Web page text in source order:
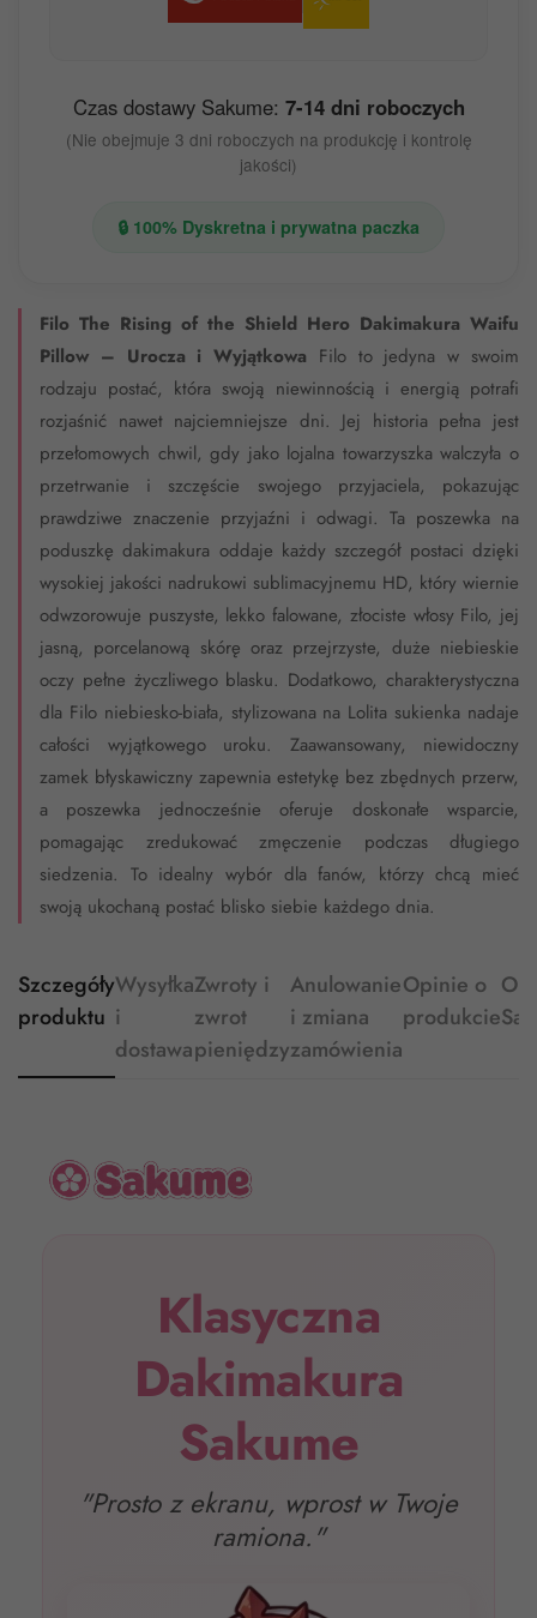
Czas dostawy Sakume: 7-14 dni roboczych
(Nie obejmuje 3 dni roboczych na produkcję i kontrolę
jakości)
🔒 100% Dyskretna i prywatna paczka
Filo The Rising of the Shield Hero Dakimakura Waifu
Pillow – Urocza i Wyjątkowa Filo to jedyna w swoim
rodzaju postać, która swoją niewinnością i energią potrafi
rozjaśnić nawet najciemniejsze dni. Jej historia pełna jest
przełomowych chwil, gdy jako lojalna towarzyszka walczyła o
przetrwanie i szczęście swojego przyjaciela, pokazując
prawdziwe znaczenie przyjaźni i odwagi. Ta poszewka na
poduszkę dakimakura oddaje każdy szczegół postaci dzięki
wysokiej jakości nadrukowi sublimacyjnemu HD, który wiernie
odwzorowuje puszyste, lekko falowane, złociste włosy Filo, jej
jasną, porcelanową skórę oraz przejrzyste, duże niebieskie
oczy pełne życzliwego blasku. Dodatkowo, charakterystyczna
dla Filo niebiesko-biała, stylizowana na Lolita sukienka nadaje
całości wyjątkowego uroku. Zaawansowany, niewidoczny
zamek błyskawiczny zapewnia estetykę bez zbędnych przerw,
a poszewka jednocześnie oferuje doskonałe wsparcie,
pomagając zredukować zmęczenie podczas długiego
siedzenia. To idealny wybór dla fanów, którzy chcą mieć
swoją ukochaną postać blisko siebie każdego dnia.
Szczegóły
produktu
Wysyłka
i
dostawa
Zwroty i
zwrot
pieniędzy
Anulowanie
i zmiana
zamówienia
Opinie o
produkcie
O
Klasyczna
Dakimakura
Sakume
"Prosto z ekranu, wprost w Twoje
ramiona."